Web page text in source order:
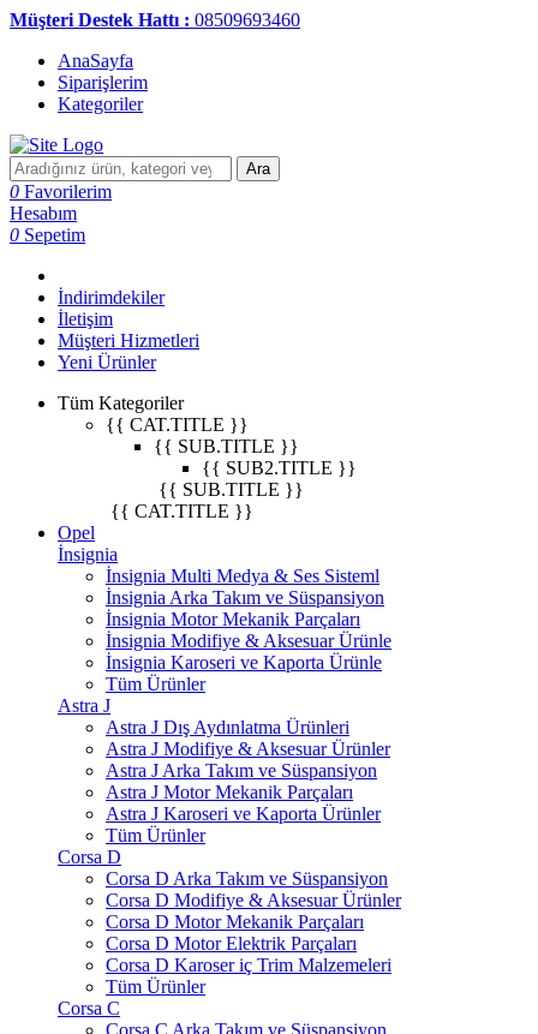
Müşteri Destek Hattı : 08509693460
AnaSayfa
Siparişlerim
Kategoriler
Ara
0 Favorilerim
Hesabım
0 Sepetim
İndirimdekiler
İletişim
Müşteri Hizmetleri
Yeni Ürünler
Tüm Kategoriler
{{ CAT.TITLE }}
{{ SUB.TITLE }}
{{ SUB2.TITLE }}
{{ SUB.TITLE }}
{{ CAT.TITLE }}
Opel
İnsignia
İnsignia Multi Medya & Ses Sisteml
İnsignia Arka Takım ve Süspansiyon
İnsignia Motor Mekanik Parçaları
İnsignia Modifiye & Aksesuar Ürünle
İnsignia Karoseri ve Kaporta Ürünle
Tüm Ürünler
Astra J
Astra J Dış Aydınlatma Ürünleri
Astra J Modifiye & Aksesuar Ürünler
Astra J Arka Takım ve Süspansiyon
Astra J Motor Mekanik Parçaları
Astra J Karoseri ve Kaporta Ürünler
Tüm Ürünler
Corsa D
Corsa D Arka Takım ve Süspansiyon
Corsa D Modifiye & Aksesuar Ürünler
Corsa D Motor Mekanik Parçaları
Corsa D Motor Elektrik Parçaları
Corsa D Karoser iç Trim Malzemeleri
Tüm Ürünler
Corsa C
Corsa C Arka Takım ve Süspansiyon